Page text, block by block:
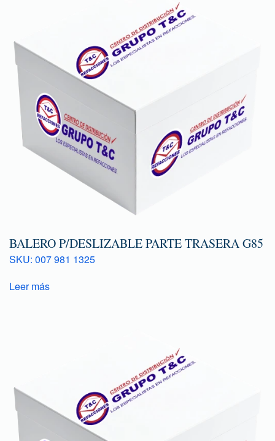
BALERO P/DESLIZABLE PARTE TRASERA G85
SKU: 007 981 1325
Leer más